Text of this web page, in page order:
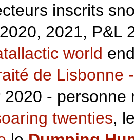
inscrits
2021, P&L
world
de Lisbonne
2020 -
twenties,